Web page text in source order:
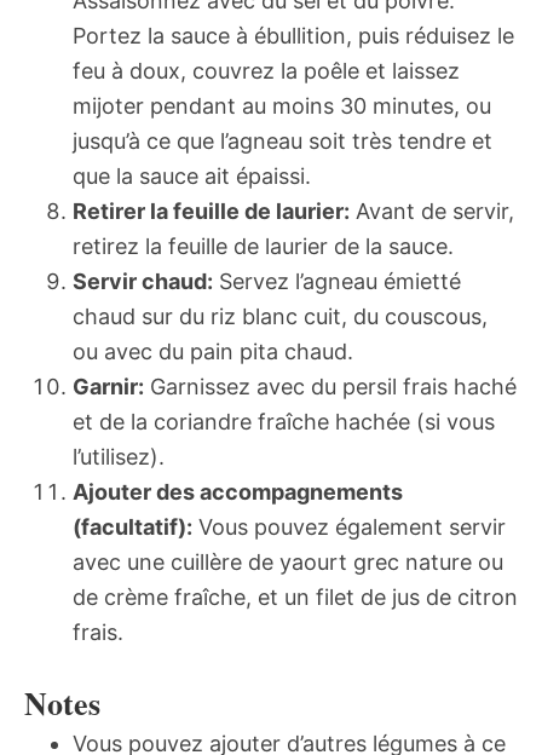
Portez la sauce à ébullition, puis réduisez le
feu à doux, couvrez la poêle et laissez
mijoter pendant au moins 30 minutes, ou
jusqu’à ce que l’agneau soit très tendre et
que la sauce ait épaissi.
Retirer la feuille de laurier: Avant de servir,
retirez la feuille de laurier de la sauce.
Servir chaud: Servez l’agneau émietté
chaud sur du riz blanc cuit, du couscous,
ou avec du pain pita chaud.
Garnir: Garnissez avec du persil frais haché
et de la coriandre fraîche hachée (si vous
l’utilisez).
Ajouter des accompagnements
(facultatif): Vous pouvez également servir
avec une cuillère de yaourt grec nature ou
de crème fraîche, et un filet de jus de citron
frais.
Notes
Vous pouvez ajouter d’autres légumes à ce